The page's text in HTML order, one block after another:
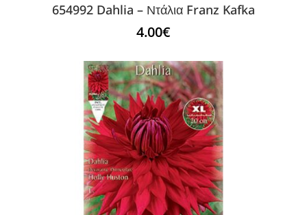
654992 Dahlia – Ντάλια Franz Kafka
4.00€